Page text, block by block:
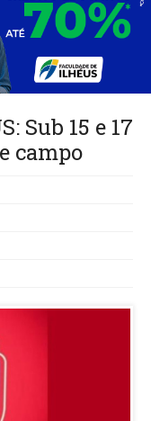
Sub 15 e 17
campo